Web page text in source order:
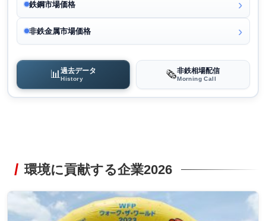
鉄鋼市場価格
非鉄金属市場価格
📊過去データ
History 🗞️非鉄相場配信
Morning Call
環境に貢献する企業2026